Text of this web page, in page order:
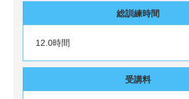
総訓練時間
12.0時間
受講料